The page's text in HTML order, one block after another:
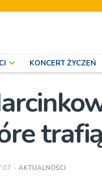
KONCERT ŻYCZEŃ
- AKTUALNOŚCI